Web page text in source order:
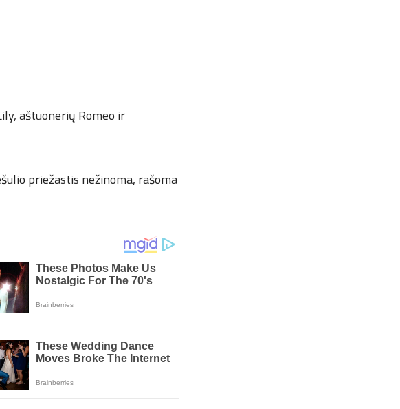
aštuonerių Romeo ir
priežastis nežinoma, rašoma